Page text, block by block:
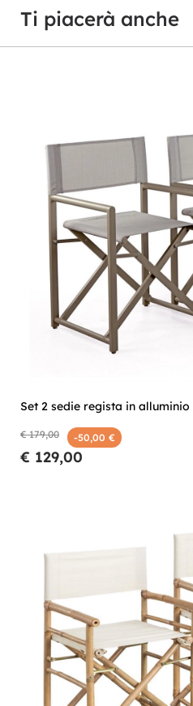
Ti piacerà anche
Set 2 sedie regista in
€ 179,00 -50,00 €
€ 129,00